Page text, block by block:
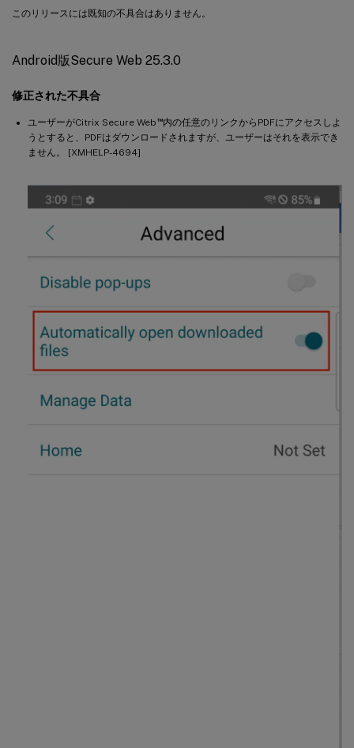
このリリースには既知の不具合はありません。
Android版Secure Web 25.3.0
修正された不具合
ユーザーがCitrix Secure Web ™内の任意のリンクからPDFにアクセスしよ
うとすると、PDFはダウンロードされますが、ユーザーはそれを表示でき
ません。 [XMHELP-4694]